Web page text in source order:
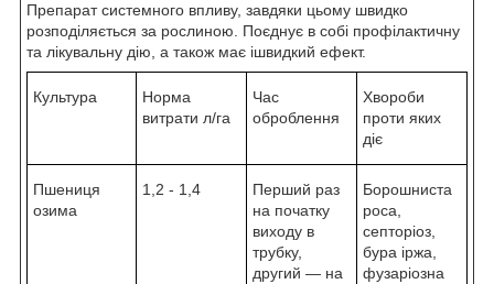
Препарат системного впливу, завдяки цьому швидко
розподіляється за рослиною. Поєднує в собі профілактичну
та лікувальну дію, а також має ішвидкий ефект.
Культура
Норма
витрати л/га
Час
оброблення
Хвороби
проти яких
діє
Пшениця
озима
1,2 - 1,4
Перший раз
на початку
виходу в
трубку,
другий — на
Борошниста
роса,
септоріоз,
бура іржа,
фузаріозна